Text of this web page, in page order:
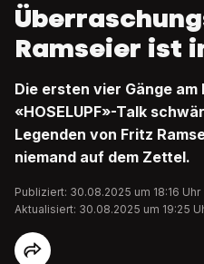
Ramseier ist
Die ersten vier Gänge am
«HOSELUPF»-Talk
Legenden von Fritz
niemand auf dem Zettel.
Publiziert: 30.08.2025 um 18:16 Uhr
Aktualisiert: 30.08.2025 um 19:25